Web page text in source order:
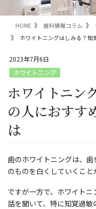
HOME 歯科情報コラム
ホワイトニングはしみる？知
2023年7月6日
ホワイトニング
ホワイトニン
の人におすす
は
歯のホワイトニングは、
のものを白くしていくこと
ですが一方で、ホワイト
話を聞いて、特に知覚過